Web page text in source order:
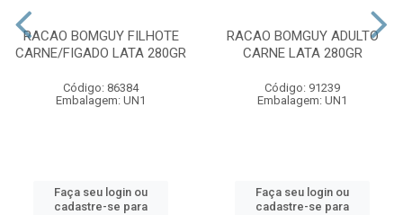
RACAO BOMGUY FILHOTE
CARNE/FIGADO LATA 280GR
Código: 86384
Embalagem: UN1
Faça seu login ou
cadastre-se para
RACAO BOMGUY ADULTO
CARNE LATA 280GR
Código: 91239
Embalagem: UN1
Faça seu login ou
cadastre-se para